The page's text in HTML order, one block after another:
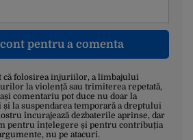
pentru a comenta
că folosirea injuriilor, a limbajului
la violență sau trimiterea repetată,
comentariu pot duce nu doar la
la suspendarea temporară a dreptului
încurajează dezbaterile aprinse, dar
pentru înțelegere și pentru contribuția
nu pe atacuri.